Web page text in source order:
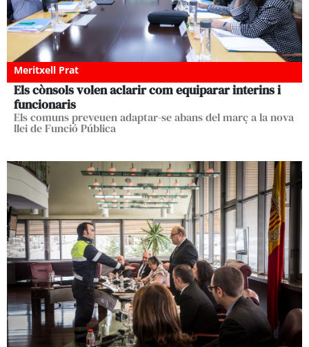
Meritxell Prat
Els cònsols volen aclarir com equiparar interins i
funcionaris
Els comuns preveuen adaptar-se abans del març a la nova
llei de Funció Pública